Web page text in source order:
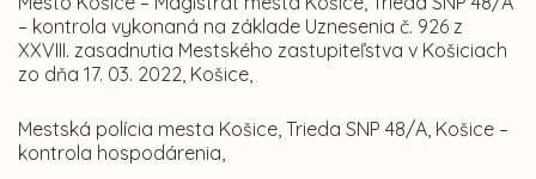
– kontrola vykonaná na základe Uznesenia č. 926 z
XXVIII. zasadnutia Mestského zastupiteľstva v Košiciach
zo dňa 17. 03. 2022, Košice,
Mestská polícia mesta Košice, Trieda SNP 48/A, Košice –
kontrola hospodárenia,